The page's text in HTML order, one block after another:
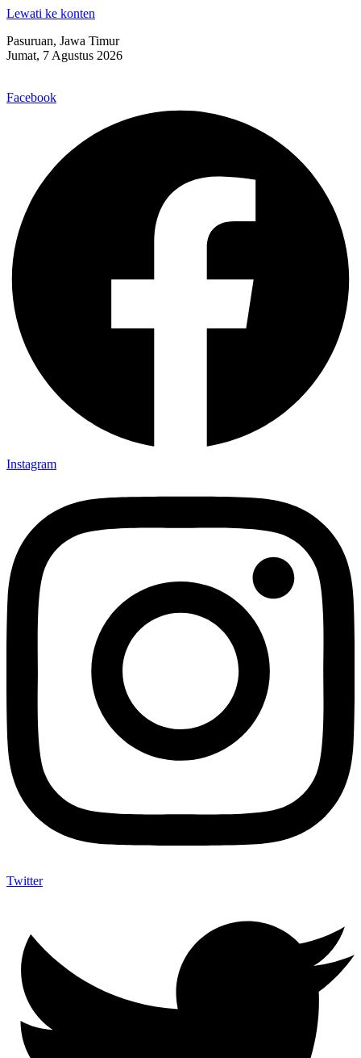
Lewati ke konten
Pasuruan, Jawa Timur
Jumat, 7 Agustus 2026
Facebook
Instagram
Twitter